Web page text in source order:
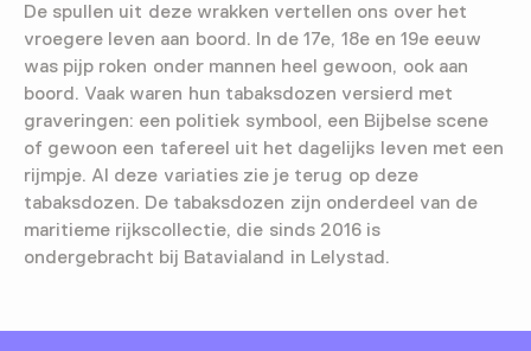
De spullen uit deze wrakken vertellen ons over het
vroegere leven aan boord. In de 17e, 18e en 19e eeuw
was pijp roken onder mannen heel gewoon, ook aan
boord. Vaak waren hun tabaksdozen versierd met
graveringen: een politiek symbool, een Bijbelse scene
of gewoon een tafereel uit het dagelijks leven met een
rijmpje. Al deze variaties zie je terug op deze
tabaksdozen. De tabaksdozen zijn onderdeel van de
maritieme rijkscollectie, die sinds 2016 is
ondergebracht bij Batavialand in Lelystad.